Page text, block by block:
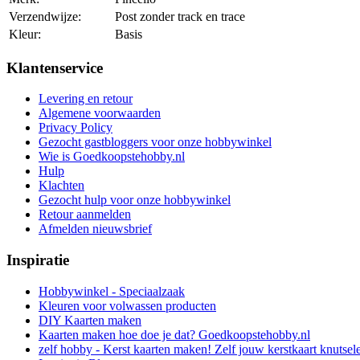
Verzendwijze:
Post zonder track en trace
Kleur:
Basis
Klantenservice
Levering en retour
Algemene voorwaarden
Privacy Policy
Gezocht gastbloggers voor onze hobbywinkel
Wie is Goedkoopstehobby.nl
Hulp
Klachten
Gezocht hulp voor onze hobbywinkel
Retour aanmelden
Afmelden nieuwsbrief
Inspiratie
Hobbywinkel - Speciaalzaak
Kleuren voor volwassen producten
DIY Kaarten maken
Kaarten maken hoe doe je dat? Goedkoopstehobby.nl
zelf hobby - Kerst kaarten maken! Zelf jouw kerstkaart